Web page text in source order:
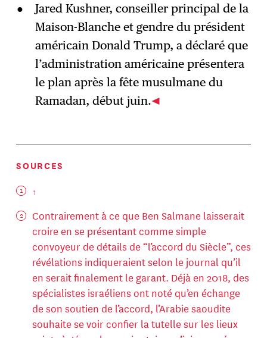
Jared Kushner, conseiller principal de la
Maison-Blanche et gendre du président
américain Donald Trump, a déclaré que
l’administration américaine présentera
le plan après la fête musulmane du
Ramadan, début juin.
SOURCES
Contrairement à ce que Ben Salmane laisserait
croire en se présentant comme simple
convoyeur de détails de “l’accord du Siècle”, ces
révélations indiqueraient selon le journal qu’il
en serait finalement le garant. Déjà en 2018, des
spécialistes israéliens ont noté qu’en échange
de son soutien de l’accord, l’Arabie saoudite
souhaite se voir confier la tutelle sur les lieux